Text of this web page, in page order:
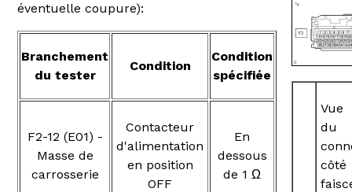
éventuelle coupure):
Branchement
du tester
Condition
Condition
spécifiée
F2-12 (E01) -
Masse de
carrosserie
Contacteur
d'alimentation
en position
OFF
En
dessous
de 1 Ω
Vue
du
côté